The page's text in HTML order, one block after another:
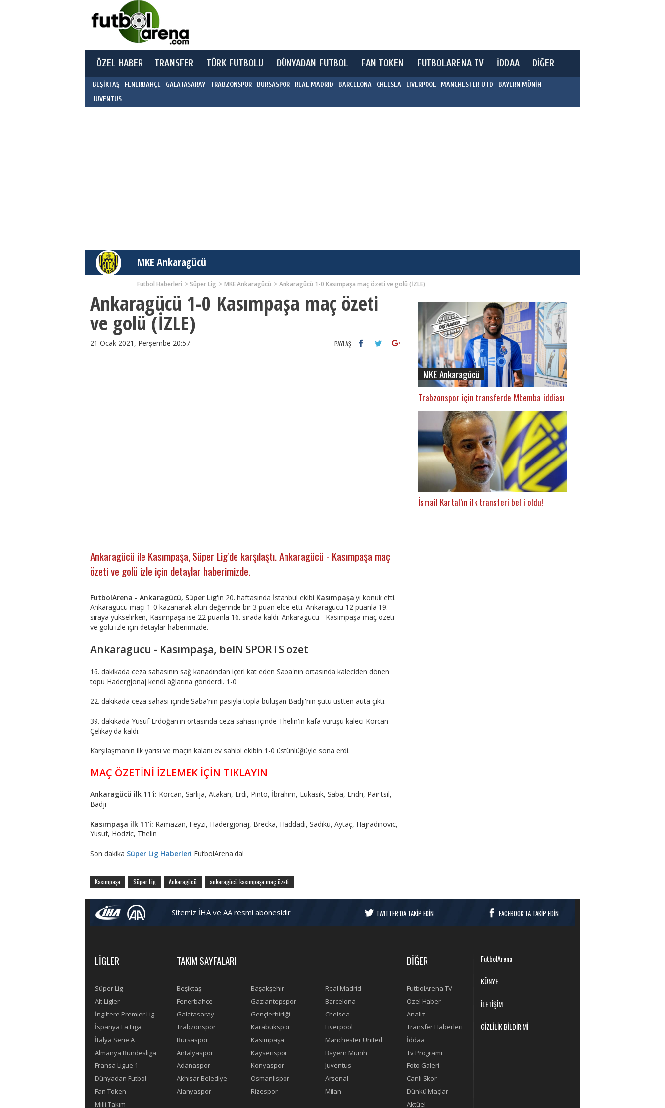
ÖZEL HABER TRANSFER TÜRK FUTBOLU DÜNYADAN FUTBOL FAN TOKEN FUTBOLARENA TV İDDAA DİĞER
BEŞİKTAŞ FENERBAHÇE GALATASARAY TRABZONSPOR BURSASPOR REAL MADRID BARCELONA CHELSEA LIVERPOOL MANCHESTER UTD
BAYERN MÜNİH
JUVENTUS
MKE Ankaragücü
Futbol Haberleri Süper Lig MKE Ankaragücü Ankaragücü 1-0 Kasımpaşa maç özeti ve golü (İZLE)
Ankaragücü 1-0 Kasımpaşa maç özeti
ve golü (İZLE)
21 Ocak 2021, Perşembe 20:57 PAYLAŞ
Ankaragücü ile Kasımpaşa, Süper Lig'de karşılaştı. Ankaragücü - Kasımpaşa maç
özeti ve golü izle için detaylar haberimizde.
FutbolArena - Ankaragücü, Süper Lig'in 20. haftasında İstanbul ekibi Kasımpaşa'yı konuk etti.
Ankaragücü maçı 1-0 kazanarak altın değerinde bir 3 puan elde etti. Ankaragücü 12 puanla 19.
sıraya yükselirken, Kasımpaşa ise 22 puanla 16. sırada kaldı. Ankaragücü - Kasımpaşa maç özeti
ve golü izle için detaylar haberimizde.
Ankaragücü - Kasımpaşa, beIN SPORTS özet
16. dakikada ceza sahasının sağ kanadından içeri kat eden Saba'nın ortasında kaleciden dönen
topu Hadergjonaj kendi ağlarına gönderdi. 1-0
22. dakikada ceza sahası içinde Saba'nın pasıyla topla buluşan Badji'nin şutu üstten auta çıktı.
39. dakikada Yusuf Erdoğan'ın ortasında ceza sahası içinde Thelin'in kafa vuruşu kaleci Korcan
Çelikay'da kaldı.
Karşılaşmanın ilk yarısı ve maçın kalanı ev sahibi ekibin 1-0 üstünlüğüyle sona erdi.
MAÇ ÖZETİNİ İZLEMEK İÇİN TIKLAYIN
Ankaragücü ilk 11'i: Korcan, Sarlija, Atakan, Erdi, Pinto, İbrahim, Lukasik, Saba, Endri, Paintsil,
Badji
Kasımpaşa ilk 11'i: Ramazan, Feyzi, Hadergjonaj, Brecka, Haddadi, Sadiku, Aytaç, Hajradinovic,
Yusuf, Hodzic, Thelin
Son dakika Süper Lig Haberleri FutbolArena'da!
Kasımpaşa Süper Lig Ankaragücü ankaragücü kasımpaşa maç özeti
MKE Ankaragücü
Trabzonspor için transferde Mbemba iddiası
İsmail Kartal’ın ilk transferi belli oldu!
Sitemiz İHA ve AA resmi abonesidir TWITTER’DA TAKİP EDİN FACEBOOK’TA TAKİP EDİN
LİGLER
Süper Lig
Alt Ligler
İngiltere Premier Lig
İspanya La Liga
İtalya Serie A
Almanya Bundesliga
Fransa Ligue 1
Dünyadan Futbol
Fan Token
Milli Takım
TAKIM SAYFALARI
Beşiktaş Başakşehir
Real Madrid
Fenerbahçe
Gaziantepspor
Barcelona
Galatasaray
Gençlerbirliği
Chelsea
Trabzonspor
Karabükspor
Liverpool
Bursaspor
Kasımpaşa
Manchester United
Antalyaspor
Kayserispor
Bayern Münih
Adanaspor
Konyaspor
Juventus
Akhisar Belediye
Osmanlıspor
Arsenal
Alanyaspor
Rizespor Milan
DİĞER
FutbolArena TV
Özel Haber
Analiz
Transfer Haberleri
İddaa
Tv Programı
Foto Galeri
Canlı Skor
Dünkü Maçlar
Aktüel
FutbolArena
KÜNYE
İLETİŞİM
GİZLİLİK BİLDİRİMİ